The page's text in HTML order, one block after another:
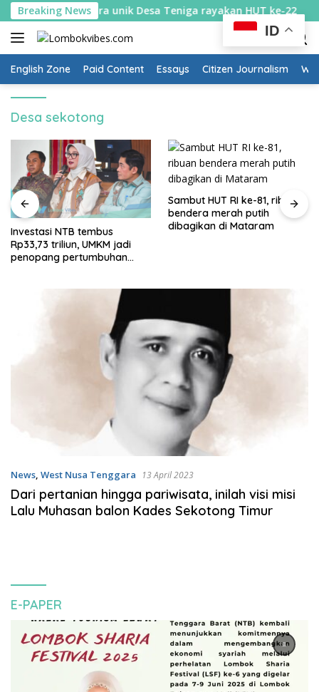
Skip
to
content
Breaking News
Cara unik Desa Teniga rayakan HUT ke-22
English Zone Paid Content Essays Citizen Journalism
Desa sekotong
Investasi NTB tembus
Rp33,73 triliun, UMKM jadi
penopang pertumbuhan
Sambut HUT RI ke-81, ribuan
bendera merah putih
dibagikan di Mataram
News, West Nusa Tenggara 13 April 2023
Dari pertanian hingga pariwisata, inilah visi misi
Lalu Muhasan balon Kades Sekotong Timur
E-PAPER
ID